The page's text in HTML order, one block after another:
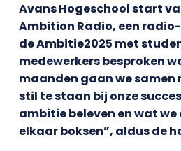
Avans Hogeschool start
Ambition Radio, een
de Ambitie2025 met
medewerkers besproken
maanden gaan we samen
stil te staan bij onze
ambitie beleven en wat
elkaar boksen”, aldus de